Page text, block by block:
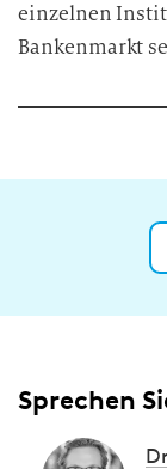
einzelnen
Bankenmarkt
Sprechen